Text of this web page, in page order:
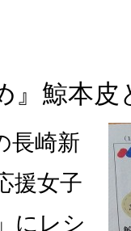
』鯨本
長崎新
援女子
にレシ